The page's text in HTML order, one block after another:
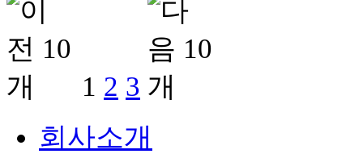
1 2 3
회사소개